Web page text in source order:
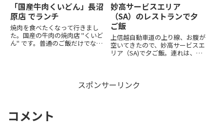
「国産牛肉くいどん」長沼
原店 でランチ
焼肉を食べたくなって行きまし
た。国産の牛肉の焼肉店 "くいど
ん" です。普通のご飯だけでなく
妙高サービスエリア
（SA）のレストランで夕
ご飯
上信越自動車道の上り線、お腹が
空いてきたので、妙高サービスエ
リア（SA)で夕ご飯。連れは、重
かいろいろな種類が食べたくて、
スポンサーリンク
コメント